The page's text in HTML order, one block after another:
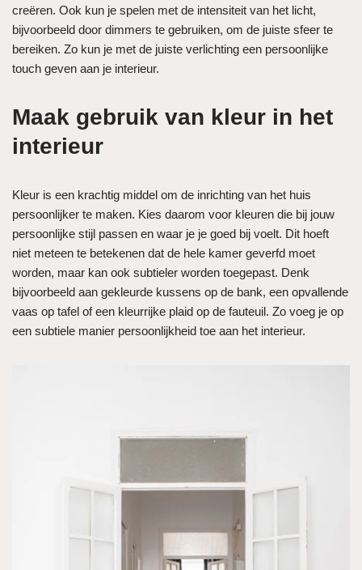
creëren. Ook kun je spelen met de intensiteit van het licht,
bijvoorbeeld door dimmers te gebruiken, om de juiste sfeer te
bereiken. Zo kun je met de juiste verlichting een persoonlijke
touch geven aan je interieur.
Maak gebruik van kleur in het
interieur
Kleur is een krachtig middel om de inrichting van het huis
persoonlijker te maken. Kies daarom voor kleuren die bij jouw
persoonlijke stijl passen en waar je je goed bij voelt. Dit hoeft
niet meteen te betekenen dat de hele kamer geverfd moet
worden, maar kan ook subtieler worden toegepast. Denk
bijvoorbeeld aan gekleurde kussens op de bank, een opvallende
vaas op tafel of een kleurrijke plaid op de fauteuil. Zo voeg je op
een subtiele manier persoonlijkheid toe aan het interieur.